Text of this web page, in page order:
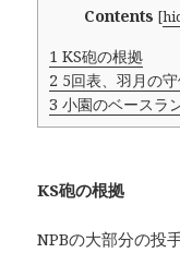
Contents [
1 KS砲の根拠
2 5回表、羽月の
3 小園のベースラ
KS砲の根拠
NPBの大部分の投